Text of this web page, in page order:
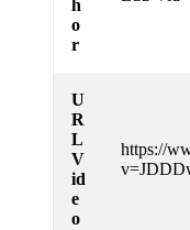
h
o
r
U
R
L
V
id
e
o
https://